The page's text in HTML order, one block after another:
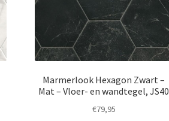
Marmerlook Hexagon Zwart –
Mat – Vloer- en wandtegel, JS40
€79,95